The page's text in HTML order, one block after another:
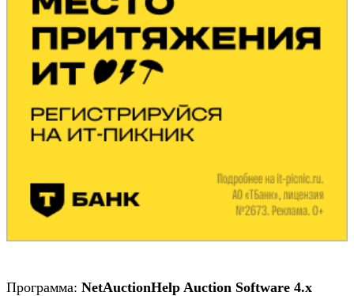
Программа: NetAuctionHelp Auction Software 4.x